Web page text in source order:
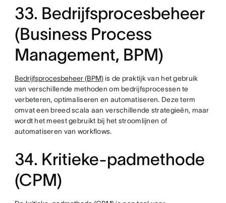
33. Bedrijfsprocesbeheer
(Business Process
Management, BPM)
Bedrijfsprocesbeheer (BPM)is de praktijk van het gebruik
van verschillende methoden om bedrijfsprocessen te
verbeteren, optimaliseren en automatiseren. Deze term
omvat een breed scala aan verschillende strategieën, maar
wordt het meest gebruikt bij het stroomlijnen of
automatiseren van workflows.
34. Kritieke-padmethode
(CPM)